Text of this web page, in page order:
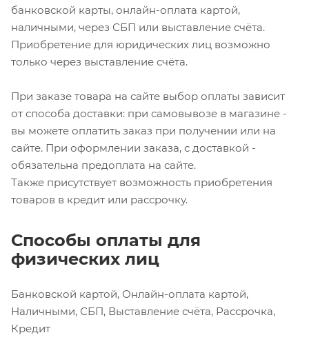
банковской карты, онлайн-оплата картой,
наличными, через СБП или выставление счёта.
Приобретение для юридических лиц возможно
только через выставление счёта.
При заказе товара на сайте выбор оплаты зависит
от способа доставки: при самовывозе в магазине -
вы можете оплатить заказ при получении или на
сайте. При оформлении заказа, с доставкой -
обязательна предоплата на сайте.
Также присутствует возможность приобретения
товаров в кредит или рассрочку.
Способы оплаты для
физических лиц
Банковской картой, Онлайн-оплата картой,
Наличными, СБП, Выставление счёта, Рассрочка,
Кредит